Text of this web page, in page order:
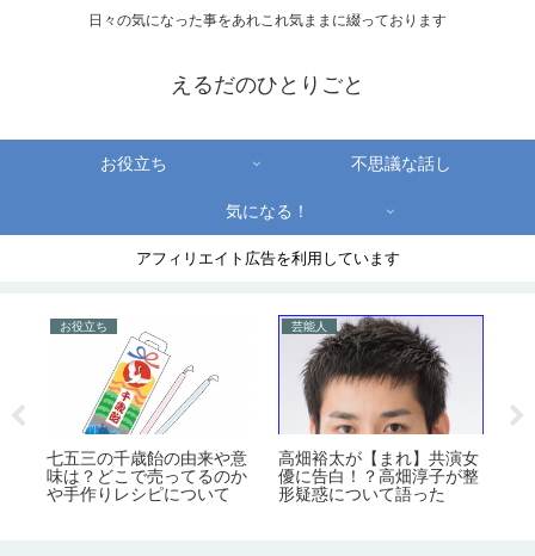
日々の気になった事をあれこれ気ままに綴っております
えるだのひとりごと
お役立ち 不思議な話し
気になる！
アフィリエイト広告を利用しています
お役立ち
七五三の千歳飴の由来や意
味は？どこで売ってるのか
や手作りレシピについて
芸能人
高畑裕太が【まれ】共演女
優に告白！？高畑淳子が整
形疑惑について語った